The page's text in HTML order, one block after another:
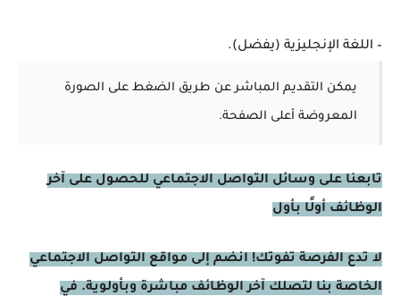
– اللغة الإنجليزية (يفضل).
يمكن التقديم المباشر عن طريق الضغط على الصورة
المعروضة أعلى الصفحة.
تابعنا على وسائل التواصل الاجتماعي للحصول على آخر
الوظائف أولًا بأول
لا تدع الفرصة تفوتك! انضم إلى مواقع التواصل الاجتماعي
الخاصة بنا لتصلك آخر الوظائف مباشرة وبأولوية. في